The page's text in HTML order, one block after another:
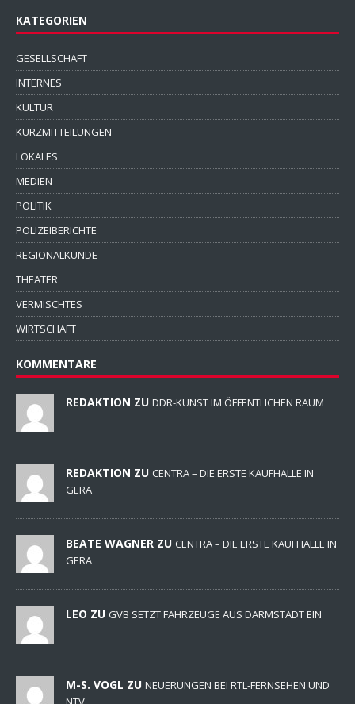
KATEGORIEN
GESELLSCHAFT
INTERNES
KULTUR
KURZMITTEILUNGEN
LOKALES
MEDIEN
POLITIK
POLIZEIBERICHTE
REGIONALKUNDE
THEATER
VERMISCHTES
WIRTSCHAFT
KOMMENTARE
REDAKTION ZU DDR-KUNST IM ÖFFENTLICHEN RAUM
REDAKTION ZU CENTRA – DIE ERSTE KAUFHALLE IN
GERA
BEATE WAGNER ZU CENTRA – DIE ERSTE KAUFHALLE IN
GERA
LEO ZU GVB SETZT FAHRZEUGE AUS DARMSTADT EIN
M-S. VOGL ZU NEUERUNGEN BEI RTL-FERNSEHEN UND